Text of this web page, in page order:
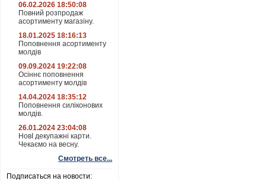
06.02.2026 18:50:08
Повний розпродаж
асортименту магазіну.
18.01.2025 18:16:13
Поповнення асортименту
молдів
09.09.2024 19:22:08
Осіннє поповнення
асортименту молдів
14.04.2024 18:35:12
Поповнення силіконових
молдів.
26.01.2024 23:04:08
НовІ декупажні карти.
Чекаємо на весну.
Смотреть все...
Подписаться на новости: